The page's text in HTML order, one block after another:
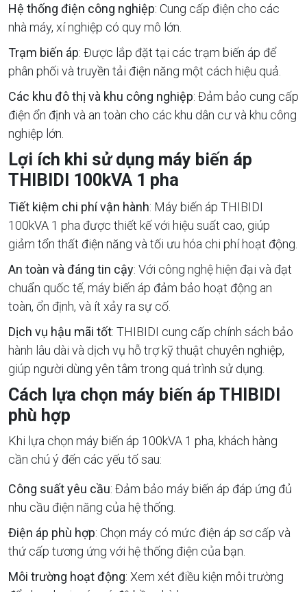
Hệ thống điện công nghiệp: Cung cấp điện cho các
nhà máy, xí nghiệp có quy mô lớn.
Trạm biến áp: Được lắp đặt tại các trạm biến áp để
phân phối và truyền tải điện năng một cách hiệu quả.
Các khu đô thị và khu công nghiệp: Đảm bảo cung cấp
điện ổn định và an toàn cho các khu dân cư và khu công
nghiệp lớn.
Lợi ích khi sử dụng máy biến áp
THIBIDI 100kVA 1 pha
Tiết kiệm chi phí vận hành: Máy biến áp THIBIDI
100kVA 1 pha được thiết kế với hiệu suất cao, giúp
giảm tổn thất điện năng và tối ưu hóa chi phí hoạt động.
An toàn và đáng tin cậy: Với công nghệ hiện đại và đạt
chuẩn quốc tế, máy biến áp đảm bảo hoạt động an
toàn, ổn định, và ít xảy ra sự cố.
Dịch vụ hậu mãi tốt: THIBIDI cung cấp chính sách bảo
hành lâu dài và dịch vụ hỗ trợ kỹ thuật chuyên nghiệp,
giúp người dùng yên tâm trong quá trình sử dụng.
Cách lựa chọn máy biến áp THIBIDI
phù hợp
Khi lựa chọn máy biến áp 100kVA 1 pha, khách hàng
cần chú ý đến các yếu tố sau:
Công suất yêu cầu: Đảm bảo máy biến áp đáp ứng đủ
nhu cầu điện năng của hệ thống.
Điện áp phù hợp: Chọn máy có mức điện áp sơ cấp và
thứ cấp tương ứng với hệ thống điện của bạn.
Môi trường hoạt động: Xem xét điều kiện môi trường